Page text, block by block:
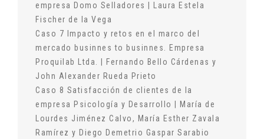
empresa Domo Selladores | Laura Estela
Fischer de la Vega
Caso 7 Impacto y retos en el marco del
mercado businnes to businnes. Empresa
Proquilab Ltda. | Fernando Bello Cárdenas y
John Alexander Rueda Prieto
Caso 8 Satisfacción de clientes de la
empresa Psicología y Desarrollo | María de
Lourdes Jiménez Calvo, María Esther Zavala
Ramírez y Diego Demetrio Gaspar Sarabio